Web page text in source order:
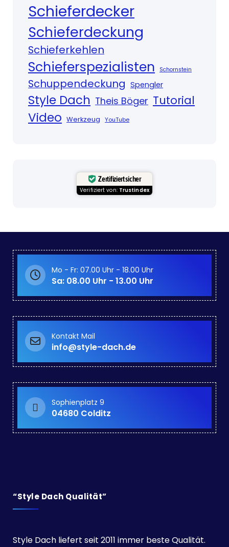
Schieferdecker
Schieferdeckung
Schieferkehlen
Schieferspezialisten Schornstein
Schuppendeckung Spengler
Style Dach Theis Böger Tutorial
Video Werkzeug YouTube
Zertifiziert sicher
Verifiziert von: Trustindex
Mo - Fr: 07.00 Uhr - 18.00 Uhr
Sa: 08.00 Uhr - 13.00 Uhr
Kontakt Mail
info@style-dach.de
Sophienplatz 9
04680 Colditz
“Style Dach Qualität”
Style Dach liefert seit 2011 immer beste Qualität.